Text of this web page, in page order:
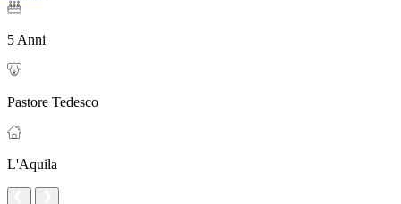
5 Anni
Pastore Tedesco
L'Aquila